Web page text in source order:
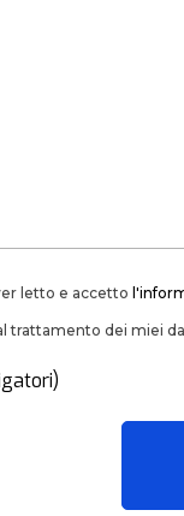
letto e accetto
trattamento dei miei